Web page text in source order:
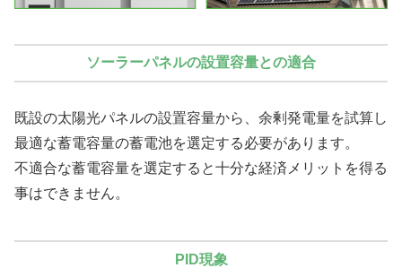
ソーラーパネルの設置容量との適合
既設の太陽光パネルの設置容量から、余剰発電量を試算し
最適な蓄電容量の蓄電池を選定する必要があります。
不適合な蓄電容量を選定すると十分な経済メリットを得る
事はできません。
PID現象